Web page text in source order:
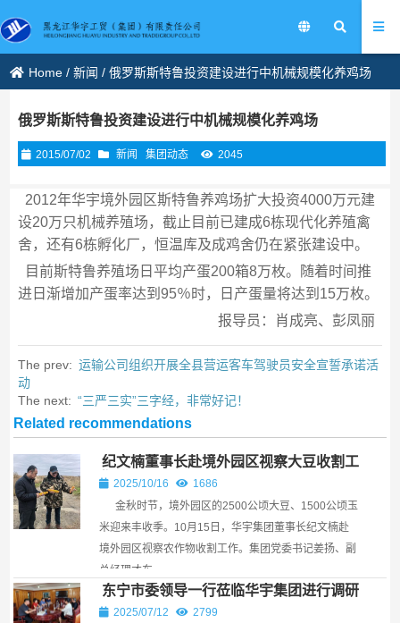
Home /新闻 /俄罗斯斯特鲁投资建设进行中机械规模化养鸡场
俄罗斯斯特鲁投资建设进行中机械规模化养鸡场
2015/07/02 新闻 集团动态 2045
2012年华宇境外园区斯特鲁养鸡场扩大投资4000万元建
设20万只机械养殖场，截止目前已建成6栋现代化养殖禽
舍，还有6栋孵化厂，恒温库及成鸡舍仍在紧张建设中。
目前斯特鲁养殖场日平均产蛋200箱8万枚。随着时间推
进日渐增加产蛋率达到95％时，日产蛋量将达到15万枚。
报导员：肖成亮、彭凤丽
The prev: 运输公司组织开展全县营运客车驾驶员安全宣誓承诺活
动
The next: “三严三实”三字经，非常好记！
Related recommendations
纪文楠董事长赴境外园区视察大豆收割工
作2025/10/16
1686
金秋时节，境外园区的2500公顷大豆、1500公顷玉
米迎来丰收季。10月15日，华宇集团董事长纪文楠赴
境外园区视察农作物收割工作。集团党委书记姜扬、副
总经理才东...
东宁市委领导一行莅临华宇集团进行调研
￼2025/07/12
2799